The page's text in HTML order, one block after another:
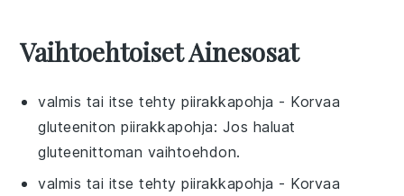
Vaihtoehtoiset Ainesosat
valmis tai itse tehty piirakkapohja - Korvaa
gluteeniton piirakkapohja: Jos haluat
gluteenittoman vaihtoehdon.
valmis tai itse tehty piirakkapohja - Korvaa